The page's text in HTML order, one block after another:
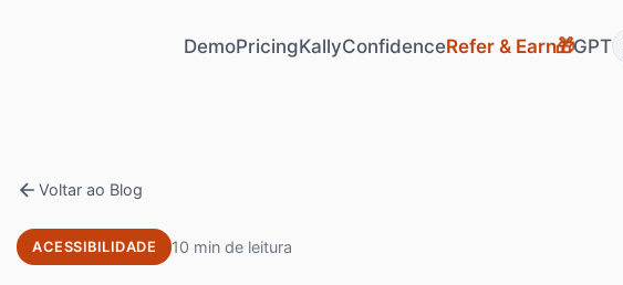
DemoPricingKallyConfidenceRefer & Earn🎁GPT
Voltar ao Blog
ACESSIBILIDADE 10 min de leitura